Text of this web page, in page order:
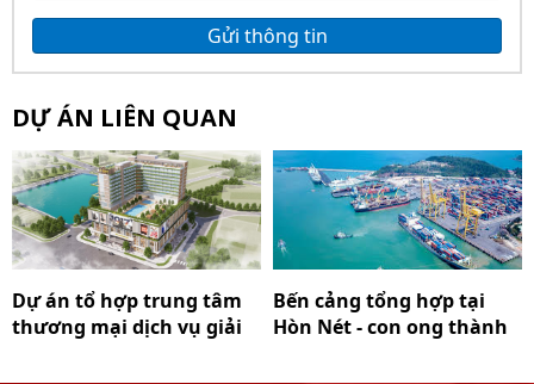
Gửi thông tin
DỰ ÁN LIÊN QUAN
Dự án tổ hợp trung tâm
thương mại dịch vụ giải
Bến cảng tổng hợp tại
Hòn Nét - con ong thành